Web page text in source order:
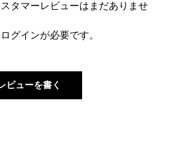
タマーレビューはまだありませ
ログインが必要です。